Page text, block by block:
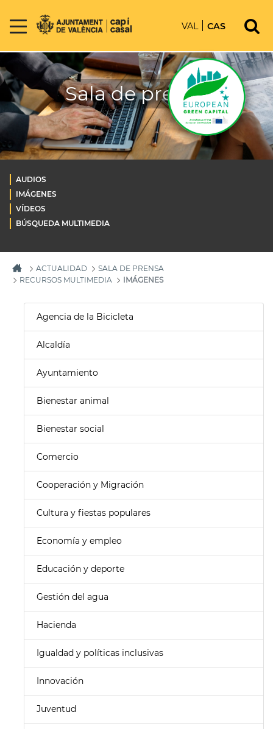
VAL CAS
Sala de prensa
AUDIOS
IMÁGENES
VÍDEOS
BÚSQUEDA MULTIMEDIA
ACTUALIDAD
SALA DE PRENSA
RECURSOS MULTIMEDIA
IMÁGENES
Agencia de la Bicicleta
Alcaldía
Ayuntamiento
Bienestar animal
Bienestar social
Comercio
Cooperación y Migración
Cultura y fiestas populares
Economía y empleo
Educación y deporte
Gestión del agua
Hacienda
Igualdad y políticas inclusivas
Innovación
Juventud